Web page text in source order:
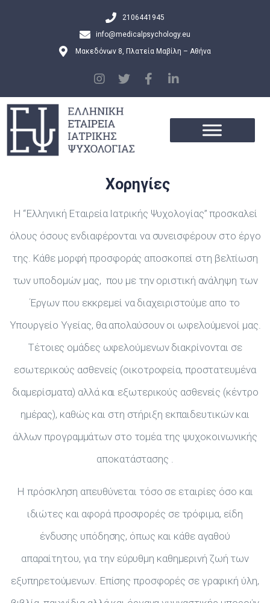
2106441945
info@medicalpsychology.eu
Μακεδόνων 8, Πλατεία Μαβίλη – Αθήνα
Χορηγίες
Η “Ελληνική Εταιρεία Ιατρικής Ψυχολογίας” προσκαλεί
όλους όσους ενδιαφέρονται να συνεισφέρουν στο έργο
της. Κάθε μορφή προσφοράς αποσκοπεί στη βελτίωση
των υποδομών μας, που με την οριστική ανάληψη των
Έργων που εκκρεμεί να διαχειριστούμε απο το
Υπουργείο Υγείας, θα απολαύσουν οι ωφελούμενοί μας.
Τέτοιες ομάδες ωφελούμενων διακρίνονται σε
εσωτερικούς ασθενείς (οικοτροφεία, προστατευμένα
διαμερίσματα) αλλά και εξωτερικούς ασθενείς (κέντρο
ημέρας), καθώς και στη στήριξη εκπαιδευτικών και
άλλων προγραμμάτων στο τομέα της ψυχοκοινωνικής
αποκατάστασης .
Η πρόσκληση απευθύνεται τόσο σε εταιρίες όσο και
ιδιώτες και αφορά προσφορές σε τρόφιμα, είδη
ένδυσης υπόδησης, όπως και κάθε αγαθού
απαραίτητου, για την εύρυθμη καθημερινή ζωή των
εξυπηρετούμενων. Επίσης προσφορές σε γραφική ύλη,